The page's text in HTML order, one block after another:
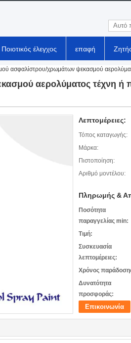
Ποιοτικός έλεγχος επαφή
ασφαλίστρου/χρωμάτων ψεκασμού
αερολύματος τέχνη ή
Λεπτομέρειες:
Τόπος καταγωγής:
Μάρκα:
Πιστοποίηση:
Αριθμό μοντέλου:
Πληρωμής &
Ποσότητα
παραγγελίας min:
Τιμή:
Συσκευασία
λεπτομέρειες:
Χρόνος
Δυνατότητα
προσφοράς:
Επικοινωνία